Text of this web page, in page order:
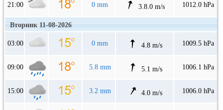
21:00 0 mm 3.8.0 m/s 1012.0 hPa
Вторник 11-08-2026
03:00 0 mm 4.8 m/s 1009.5 hPa
09:00 5.8 mm 5.1 m/s 1006.1 hPa
15:00 3.2 mm 4.0 m/s 1006.0 hPa